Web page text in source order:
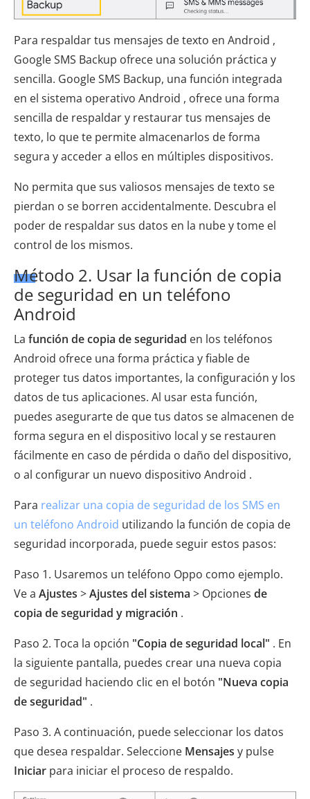
Para respaldar tus mensajes de texto en Android ,
Google SMS Backup ofrece una solución práctica y
sencilla. Google SMS Backup, una función integrada
en el sistema operativo Android , ofrece una forma
sencilla de respaldar y restaurar tus mensajes de
texto, lo que te permite almacenarlos de forma
segura y acceder a ellos en múltiples dispositivos.
No permita que sus valiosos mensajes de texto se
pierdan o se borren accidentalmente. Descubra el
poder de respaldar sus datos en la nube y tome el
control de los mismos.
Método 2. Usar la función de copia
de seguridad en un teléfono
Android
La función de copia de seguridad en los teléfonos
Android ofrece una forma práctica y fiable de
proteger tus datos importantes, la configuración y los
datos de tus aplicaciones. Al usar esta función,
puedes asegurarte de que tus datos se almacenen de
forma segura en el dispositivo local y se restauren
fácilmente en caso de pérdida o daño del dispositivo,
o al configurar un nuevo dispositivo Android .
Para realizar una copia de seguridad de los SMS en
un teléfono Android utilizando la función de copia de
seguridad incorporada, puede seguir estos pasos:
Paso 1. Usaremos un teléfono Oppo como ejemplo.
Ve a Ajustes >Ajustes del sistema > Opciones de
copia de seguridad y migración .
Paso 2. Toca la opción "Copia de seguridad local" . En
la siguiente pantalla, puedes crear una nueva copia
de seguridad haciendo clic en el botón "Nueva copia
de seguridad" .
Paso 3. A continuación, puede seleccionar los datos
que desea respaldar. Seleccione Mensajes y pulse
Iniciar para iniciar el proceso de respaldo.